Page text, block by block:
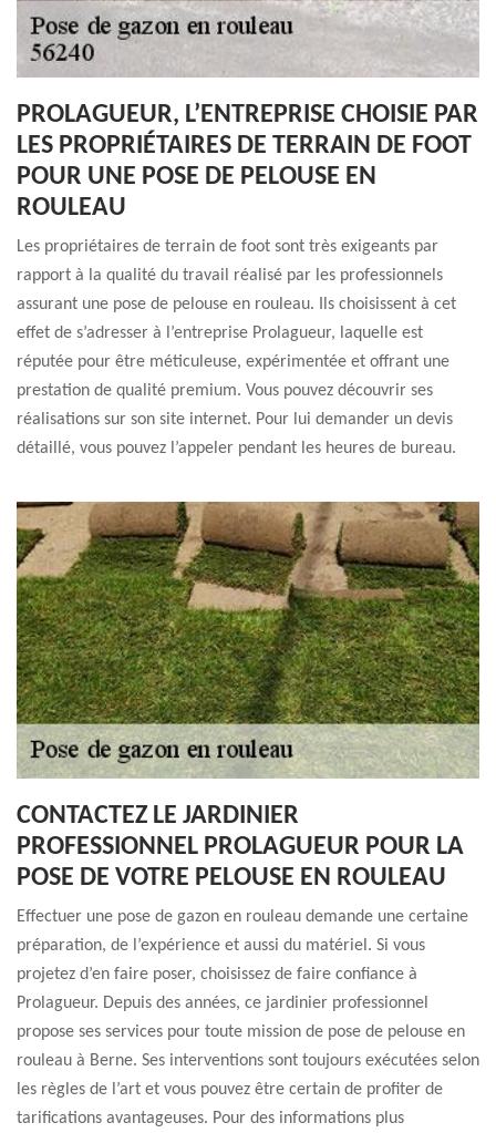
PROLAGUEUR, L’ENTREPRISE CHOISIE PAR
LES PROPRIÉTAIRES DE TERRAIN DE FOOT
POUR UNE POSE DE PELOUSE EN
ROULEAU
Les propriétaires de terrain de foot sont très exigeants par
rapport à la qualité du travail réalisé par les professionnels
assurant une pose de pelouse en rouleau. Ils choisissent à cet
effet de s’adresser à l’entreprise Prolagueur, laquelle est
réputée pour être méticuleuse, expérimentée et offrant une
prestation de qualité premium. Vous pouvez découvrir ses
réalisations sur son site internet. Pour lui demander un devis
détaillé, vous pouvez l’appeler pendant les heures de bureau.
CONTACTEZ LE JARDINIER
PROFESSIONNEL PROLAGUEUR POUR LA
POSE DE VOTRE PELOUSE EN ROULEAU
Effectuer une pose de gazon en rouleau demande une certaine
préparation, de l’expérience et aussi du matériel. Si vous
projetez d’en faire poser, choisissez de faire confiance à
Prolagueur. Depuis des années, ce jardinier professionnel
propose ses services pour toute mission de pose de pelouse en
rouleau à Berne. Ses interventions sont toujours exécutées selon
les règles de l’art et vous pouvez être certain de profiter de
tarifications avantageuses. Pour des informations plus